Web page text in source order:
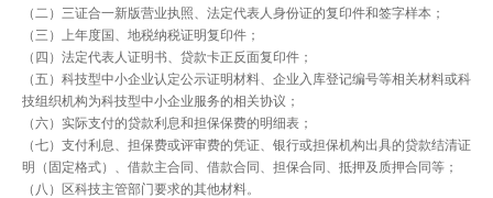
（二）三证合一新版营业执照、法定代表人身份证的复印件和签字样本；
（三）上年度国、地税纳税证明复印件；
（四）法定代表人证明书、贷款卡正反面复印件；
（五）科技型中小企业认定公示证明材料、企业入库登记编号等相关材料或科
技组织机构为科技型中小企业服务的相关协议；
（六）实际支付的贷款利息和担保保费的明细表；
（七）支付利息、担保费或评审费的凭证、银行或担保机构出具的贷款结清证
明（固定格式）、借款主合同、借款合同、担保合同、抵押及质押合同等；
（八）区科技主管部门要求的其他材料。